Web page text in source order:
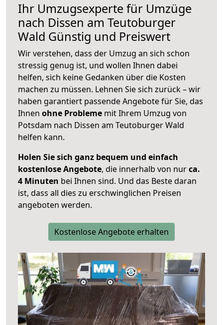
Ihr Umzugsexperte für Umzüge
nach Dissen am Teutoburger
Wald Günstig und Preiswert
Wir verstehen, dass der Umzug an sich schon
stressig genug ist, und wollen Ihnen dabei
helfen, sich keine Gedanken über die Kosten
machen zu müssen. Lehnen Sie sich zurück – wir
haben garantiert passende Angebote für Sie, das
Ihnen ohne Probleme mit Ihrem Umzug von
Potsdam nach Dissen am Teutoburger Wald
helfen kann.
Holen Sie sich ganz bequem und einfach
kostenlose Angebote, die innerhalb von nurca.
4 Minuten bei Ihnen sind. Und das Beste daran
ist, dass all dies zu erschwinglichen Preisen
angeboten werden.
Kostenlose Angebote erhalten